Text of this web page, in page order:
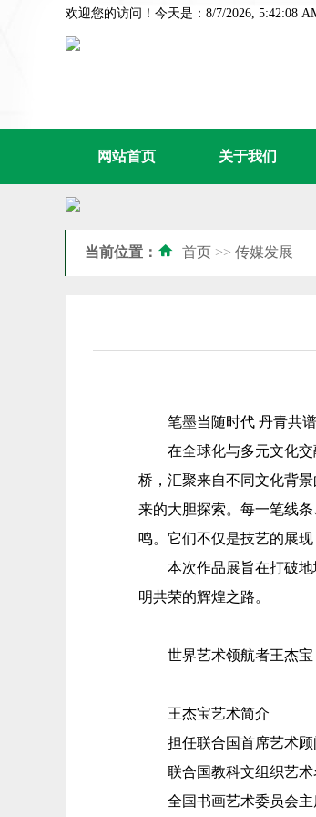
欢迎您的访问！今天是：8/7/2026, 5:42:08
网站首页 关于我们
当前位置： 首页 >> 传媒发展
笔墨当随时代 丹青共
在全球化与多元文化交融
桥，汇聚来自不同文化背
来的大胆探索。每一笔线
鸣。它们不仅是技艺的展
本次作品展旨在打破地
明共荣的辉煌之路。
世界艺术领航者王杰宝
王杰宝艺术简介
担任联合国首席艺术顾
联合国教科文组织艺术
全国书画艺术委员会主